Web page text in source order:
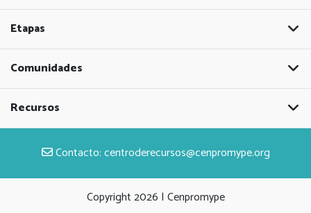
Etapas
Comunidades
Recursos
Contacto:centroderecursos@cenpromype.org
Copyright2026 | Cenpromype